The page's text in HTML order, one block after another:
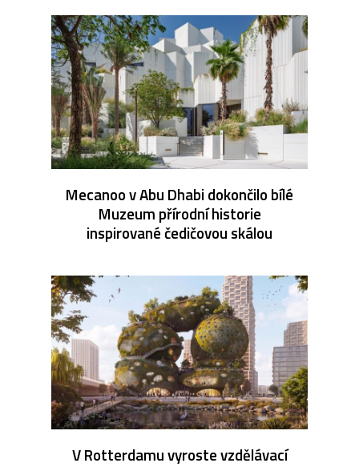
Mecanoo v Abu Dhabi dokončilo bílé
Muzeum přírodní historie
inspirované čedičovou skálou
V Rotterdamu vyroste vzdělávací